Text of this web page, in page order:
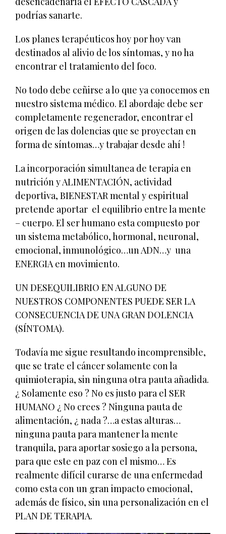
podrías sanarte.
Los planes terapéuticos hoy por hoy van
destinados al alivio de los síntomas, y no ha
encontrar el tratamiento del foco.
No todo debe ceñirse a lo que ya conocemos en
nuestro sistema médico. El abordaje debe ser
completamente regenerador, encontrar el
origen de las dolencias que se proyectan en
forma de síntomas…y trabajar desde ahí !
La incorporación simultanea de terapia en
nutrición y ALIMENTACIÓN, actividad
deportiva, BIENESTAR mental y espiritual
pretende aportar el equilibrio entre la mente
– cuerpo. El ser humano esta compuesto por
un sistema metabólico, hormonal, neuronal,
emocional, inmunológico…un ADN…y una
ENERGIA en movimiento.
UN DESEQUILIBRIO EN ALGUNO DE
NUESTROS COMPONENTES PUEDE SER LA
CONSECUENCIA DE UNA GRAN DOLENCIA
(SÍNTOMA).
Todavía me sigue resultando incomprensible,
que se trate el cáncer solamente con la
quimioterapia, sin ninguna otra pauta añadida.
¿ Solamente eso ? No es justo para el SER
HUMANO ¿ No crees ? Ninguna pauta de
alimentación, ¿ nada ?…a estas alturas…
ninguna pauta para mantener la mente
tranquila, para aportar sosiego a la persona,
para que este en paz con el mismo… Es
realmente difícil curarse de una enfermedad
como esta con un gran impacto emocional,
además de físico, sin una personalización en el
PLAN DE TERAPIA.